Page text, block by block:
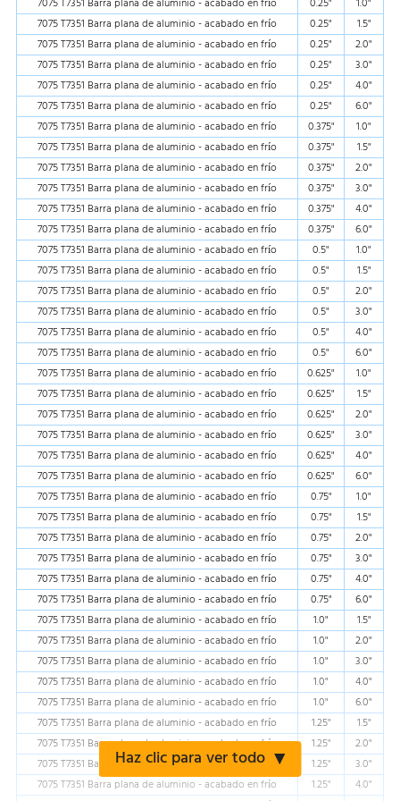
7075 T7351 Barra plana de aluminio - acabado en frío
0.25"
1.5"
7075 T7351 Barra plana de aluminio - acabado en frío
0.25"
2.0"
7075 T7351 Barra plana de aluminio - acabado en frío
0.25"
3.0"
7075 T7351 Barra plana de aluminio - acabado en frío
0.25"
4.0"
7075 T7351 Barra plana de aluminio - acabado en frío
0.25"
6.0"
7075 T7351 Barra plana de aluminio - acabado en frío
0.375"
1.0"
7075 T7351 Barra plana de aluminio - acabado en frío
0.375"
1.5"
7075 T7351 Barra plana de aluminio - acabado en frío
0.375"
2.0"
7075 T7351 Barra plana de aluminio - acabado en frío
0.375"
3.0"
7075 T7351 Barra plana de aluminio - acabado en frío
0.375"
4.0"
7075 T7351 Barra plana de aluminio - acabado en frío
0.375"
6.0"
7075 T7351 Barra plana de aluminio - acabado en frío
0.5"
1.0"
7075 T7351 Barra plana de aluminio - acabado en frío
0.5"
1.5"
7075 T7351 Barra plana de aluminio - acabado en frío
0.5"
2.0"
7075 T7351 Barra plana de aluminio - acabado en frío
0.5"
3.0"
7075 T7351 Barra plana de aluminio - acabado en frío
0.5"
4.0"
7075 T7351 Barra plana de aluminio - acabado en frío
0.5"
6.0"
7075 T7351 Barra plana de aluminio - acabado en frío
0.625"
1.0"
7075 T7351 Barra plana de aluminio - acabado en frío
0.625"
1.5"
7075 T7351 Barra plana de aluminio - acabado en frío
0.625"
2.0"
7075 T7351 Barra plana de aluminio - acabado en frío
0.625"
3.0"
7075 T7351 Barra plana de aluminio - acabado en frío
0.625"
4.0"
7075 T7351 Barra plana de aluminio - acabado en frío
0.625"
6.0"
7075 T7351 Barra plana de aluminio - acabado en frío
0.75"
1.0"
7075 T7351 Barra plana de aluminio - acabado en frío
0.75"
1.5"
7075 T7351 Barra plana de aluminio - acabado en frío
0.75"
2.0"
7075 T7351 Barra plana de aluminio - acabado en frío
0.75"
3.0"
7075 T7351 Barra plana de aluminio - acabado en frío
0.75"
4.0"
7075 T7351 Barra plana de aluminio - acabado en frío
0.75"
6.0"
7075 T7351 Barra plana de aluminio - acabado en frío
1.0"
1.5"
7075 T7351 Barra plana de aluminio - acabado en frío
1.0"
2.0"
7075 T7351 Barra plana de aluminio - acabado en frío
1.0"
3.0"
7075 T7351 Barra plana de aluminio - acabado en frío
1.0"
4.0"
7075 T7351 Barra plana de aluminio - acabado en frío
1.0"
6.0"
7075 T7351 Barra plana de aluminio - acabado en frío
1.25"
1.5"
7075 T7351 Barra plana de aluminio - acabado en frío
1.25"
2.0"
7075 T7351 Barra plana de aluminio - acabado en frío
1.25"
3.0"
7075 T7351 Barra plana de aluminio - acabado en frío
1.25"
4.0"
Haz clic para ver todo